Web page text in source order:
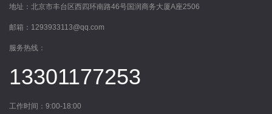
地址： 北京市丰台区西四环南路46号国润商务大厦A座2506
邮箱： 1293933113@qq.com
服务热线：
13301177253
工作时间：9:00-18:00